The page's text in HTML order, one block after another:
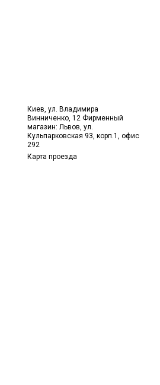
Киев, ул. Владимира
Винниченко, 12 Фирменный
магазин: Львов, ул.
Кульпарковская 93, корп.1, офис
292
Карта проезда